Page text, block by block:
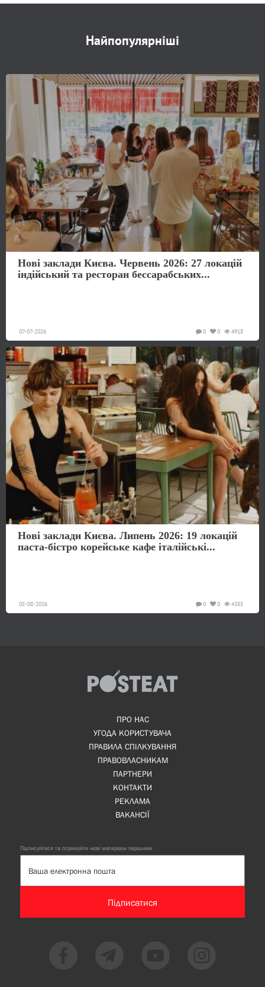
Найпопулярніші
Нові заклади Києва. Червень 2026: 27 локацій
індійський та ресторан бессарабських...
07-07-2026 4918
0
0
Нові заклади Києва. Липень 2026: 19 локацій
паста-бістро корейське кафе італійські...
05-08-2026 4385
0
0
ПРО НАС
УГОДА КОРИСТУВАЧА
ПРАВИЛА СПІЛКУВАННЯ
ПРАВОВЛАСНИКАМ
ПАРТНЕРИ
КОНТАКТИ
РЕКЛАМА
ВАКАНСІЇ
Підписуйтеся та отримуйте нові матеріали першими
Підписатися